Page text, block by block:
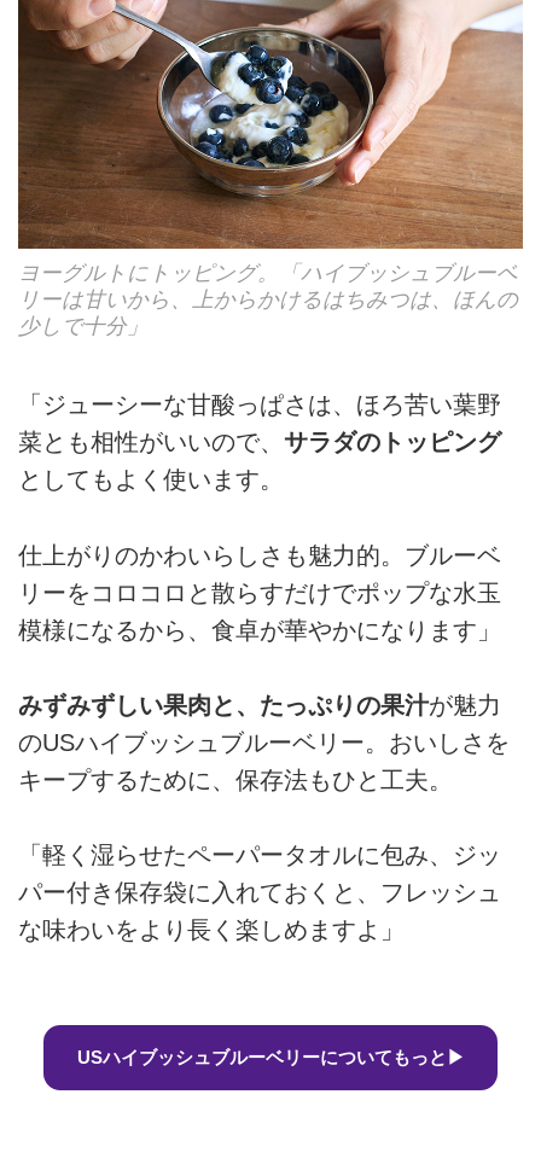
ヨーグルトにトッピング。「ハイブッシュブルーベ
リーは甘いから、上からかけるはちみつは、ほんの
少しで十分」
「ジューシーな甘酸っぱさは、ほろ苦い葉野
菜とも相性がいいので、 サラダのトッピング
としてもよく使います。
仕上がりのかわいらしさも魅力的。ブルーベ
リーをコロコロと散らすだけでポップな水玉
模様になるから、食卓が華やかになります」
みずみずしい果肉と、たっぷりの果汁が魅力
のUSハイブッシュブルーベリー。おいしさを
キープするために、保存法もひと工夫。
「軽く湿らせたペーパータオルに包み、ジッ
パー付き保存袋に入れておくと、フレッシュ
な味わいをより長く楽しめますよ」
USハイブッシュブルーベリーについてもっと▶